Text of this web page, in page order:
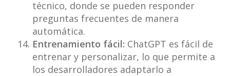
técnico, donde se pueden responder
preguntas frecuentes de manera
automática.
Entrenamiento fácil: ChatGPT es fácil de
entrenar y personalizar, lo que permite a
los desarrolladores adaptarlo a